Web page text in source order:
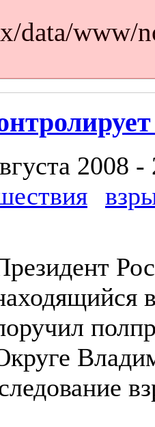
data/www/
2008 -